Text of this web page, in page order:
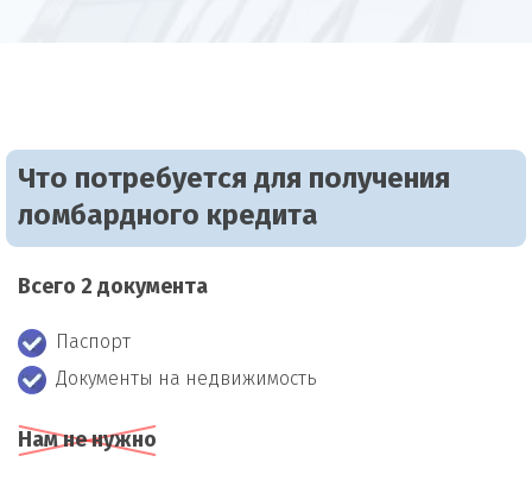
Что потребуется для получения
ломбардного кредита
Всего 2 документа
Паспорт
Документы на недвижимость
Нам не нужно